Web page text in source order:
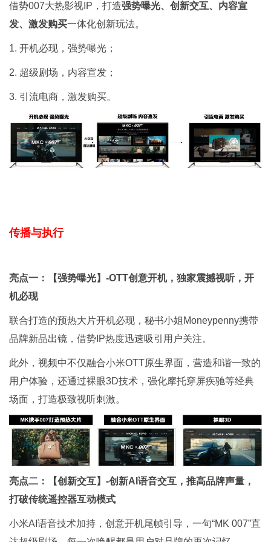
借势007大热影视IP，打造强势曝光、创新交互、内容宣
发、激发购买一体化创新玩法。
1. 开机必现，强势曝光；
2. 超级剧场，内容宣发；
3. 引流电商，激发购买。
传播与执行
亮点一：【强势曝光】-OTT创意开机，独家震撼视听，开
机必现
联合打造的预热大片开机必现，秘书小姐Moneypenny携带
品牌新品出镜，借势IP热度迅速吸引用户关注。
此外，视频中不仅融合小米OTT原生界面，营造和谐一致的
用户体验，还通过裸眼3D技术，强化摩托穿屏疾驰等经典
场面，打造极致视听刺激。
亮点二：【创新交互】-创新AI语音交互，推高品牌声量，
打破传统遥控器互动模式
小米AI语音技术加持，创意开机尾帧引导，一句“MK 007”直